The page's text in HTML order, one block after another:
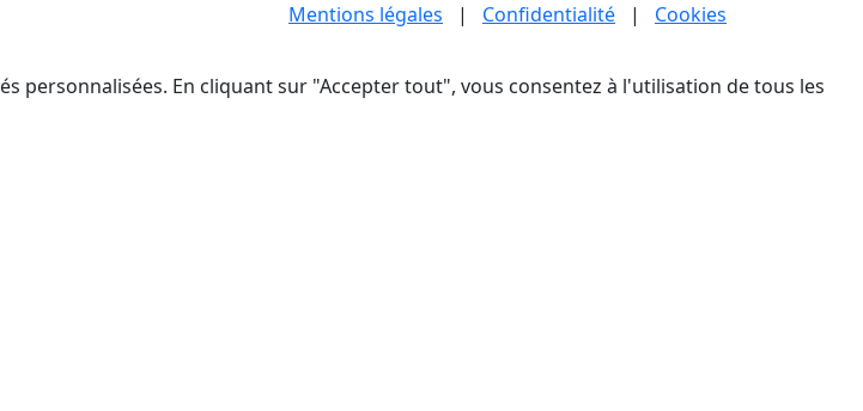
Mentions légales | Confidentialité | Cookies
En cliquant sur "Accepter tout", vous consentez à l'utilisation de tous les